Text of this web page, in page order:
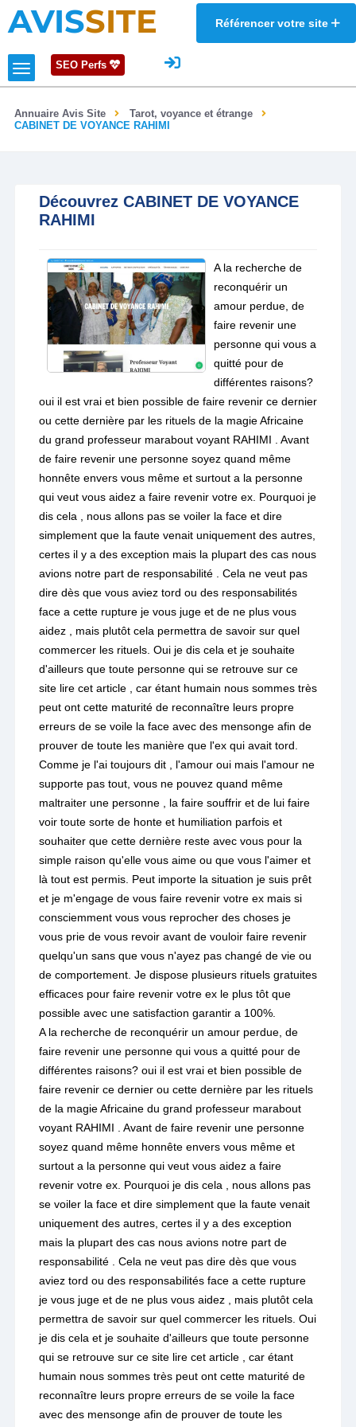
AVISSITE Référencer votre site
SEO Perfs
Annuaire Avis Site
Tarot, voyance et étrange
CABINET DE VOYANCE RAHIMI
Découvrez CABINET DE VOYANCE
RAHIMI
A la recherche de
reconquérir un
amour perdue, de
faire revenir une
personne qui vous a
quitté pour de
différentes raisons?
oui il est vrai et bien possible de faire revenir ce dernier
ou cette dernière par les rituels de la magie Africaine
du grand professeur marabout voyant RAHIMI . Avant
de faire revenir une personne soyez quand même
honnête envers vous même et surtout a la personne
qui veut vous aidez a faire revenir votre ex. Pourquoi je
dis cela , nous allons pas se voiler la face et dire
simplement que la faute venait uniquement des autres,
certes il y a des exception mais la plupart des cas nous
avions notre part de responsabilité . Cela ne veut pas
dire dès que vous aviez tord ou des responsabilités
face a cette rupture je vous juge et de ne plus vous
aidez , mais plutôt cela permettra de savoir sur quel
commercer les rituels. Oui je dis cela et je souhaite
d'ailleurs que toute personne qui se retrouve sur ce
site lire cet article , car étant humain nous sommes très
peut ont cette maturité de reconnaître leurs propre
erreurs de se voile la face avec des mensonge afin de
prouver de toute les manière que l'ex qui avait tord.
Comme je l'ai toujours dit , l'amour oui mais l'amour ne
supporte pas tout, vous ne pouvez quand même
maltraiter une personne , la faire souffrir et de lui faire
voir toute sorte de honte et humiliation parfois et
souhaiter que cette dernière reste avec vous pour la
simple raison qu'elle vous aime ou que vous l'aimer et
là tout est permis. Peut importe la situation je suis prêt
et je m'engage de vous faire revenir votre ex mais si
consciemment vous vous reprocher des choses je
vous prie de vous revoir avant de vouloir faire revenir
quelqu'un sans que vous n'ayez pas changé de vie ou
de comportement. Je dispose plusieurs rituels gratuites
efficaces pour faire revenir votre ex le plus tôt que
possible avec une satisfaction garantir a 100%.
A la recherche de reconquérir un amour perdue, de
faire revenir une personne qui vous a quitté pour de
différentes raisons? oui il est vrai et bien possible de
faire revenir ce dernier ou cette dernière par les rituels
de la magie Africaine du grand professeur marabout
voyant RAHIMI . Avant de faire revenir une personne
soyez quand même honnête envers vous même et
surtout a la personne qui veut vous aidez a faire
revenir votre ex. Pourquoi je dis cela , nous allons pas
se voiler la face et dire simplement que la faute venait
uniquement des autres, certes il y a des exception
mais la plupart des cas nous avions notre part de
responsabilité . Cela ne veut pas dire dès que vous
aviez tord ou des responsabilités face a cette rupture
je vous juge et de ne plus vous aidez , mais plutôt cela
permettra de savoir sur quel commercer les rituels. Oui
je dis cela et je souhaite d'ailleurs que toute personne
qui se retrouve sur ce site lire cet article , car étant
humain nous sommes très peut ont cette maturité de
reconnaître leurs propre erreurs de se voile la face
avec des mensonge afin de prouver de toute les